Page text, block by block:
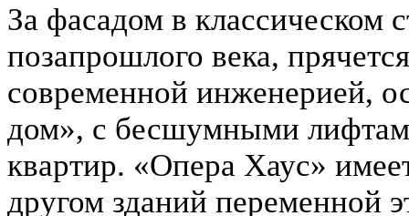
За фасадом в классическом
позапрошлого века,
современной инженерией,
дом», с бесшумными
квартир. «Опера Хаус»
другом зданий переменной